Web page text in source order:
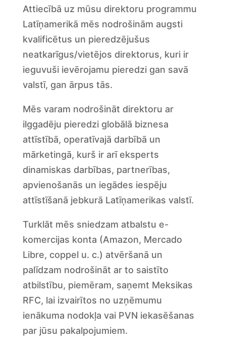
Attiecībā uz mūsu direktoru programmu
Latīņamerikā mēs nodrošinām augsti
kvalificētus un pieredzējušus
neatkarīgus/vietējos direktorus, kuri ir
ieguvuši ievērojamu pieredzi gan savā
valstī, gan ārpus tās.
Mēs varam nodrošināt direktoru ar
ilggadēju pieredzi globālā biznesa
attīstībā, operatīvajā darbībā un
mārketingā, kurš ir arī eksperts
dinamiskas darbības, partnerības,
apvienošanās un iegādes iespēju
attīstīšanā jebkurā Latīņamerikas valstī.
Turklāt mēs sniedzam atbalstu e-
komercijas konta (Amazon, Mercado
Libre, coppel u. c.) atvēršanā un
palīdzam nodrošināt ar to saistīto
atbilstību, piemēram, saņemt Meksikas
RFC, lai izvairītos no uzņēmumu
ienākuma nodokļa vai PVN iekasēšanas
par jūsu pakalpojumiem.